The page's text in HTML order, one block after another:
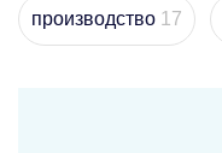
производство 17